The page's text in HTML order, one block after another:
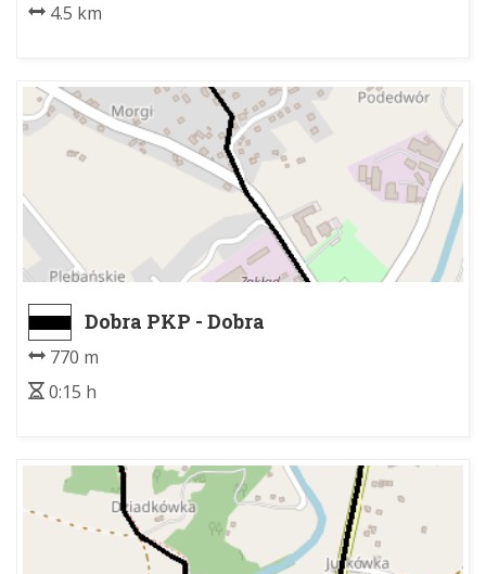
4.5 km
Dobra PKP - Dobra
770 m
0:15 h